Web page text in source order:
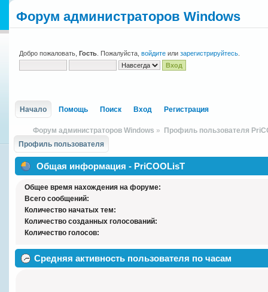
Форум администраторов Windows
Добро пожаловать, Гость . Пожалуйста, войдите или зарегистрируйтесь
Начало Помощь Поиск Вход Регистрация
Форум администраторов Windows »
Профиль пользователя
Профиль пользователя
Общая информация - PriCOOLisT
Общее время нахождения на форуме:
Всего сообщений:
Количество начатых тем:
Количество созданных голосований:
Количество голосов:
Средняя активность пользователя по часам